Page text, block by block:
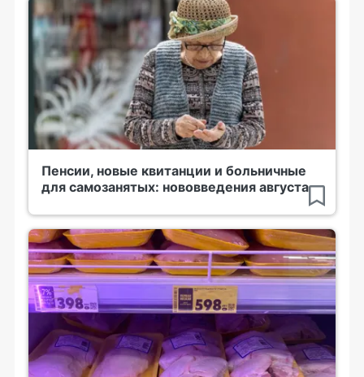
Пенсии, новые квитанции и больничные
для самозанятых: нововведения августа